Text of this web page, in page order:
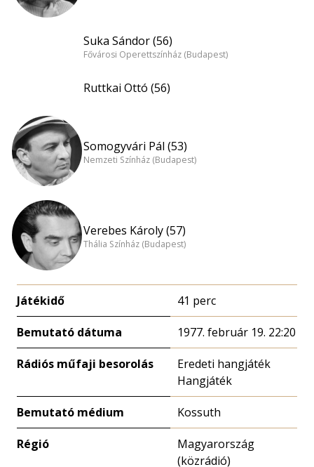
Suka Sándor (56)
Fővárosi Operettszínház (Budapest)
Ruttkai Ottó (56)
Somogyvári Pál (53)
Nemzeti Színház (Budapest)
Verebes Károly (57)
Thália Színház (Budapest)
Játékidő 41 perc
Bemutató dátuma 1977. február 19. 22:20
Rádiós műfaji besorolás
Eredeti hangjáték
Hangjáték
Bemutató médium Kossuth
Régió
Magyarország
(közrádió)